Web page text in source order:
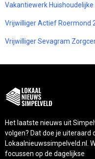
Vakantiewerk
Vrijwilliger Actief Roermond
Vrijwilliger Sevagram
Het laatste nieuws uit
volgen? Dat doe je uiteraard
Lokaalnieuwssimpelveld.nl.
focussen op de dagelijkse